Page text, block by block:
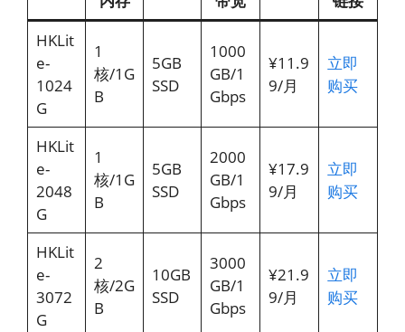
HKLit
e-
1024
G
1
核/1G
B
5GB
SSD
1000
GB/1
Gbps
¥11.9
9/月
立即
购买
HKLit
e-
2048
G
1
核/1G
B
5GB
SSD
2000
GB/1
Gbps
¥17.9
9/月
立即
购买
HKLit
e-
3072
G
2
核/2G
B
10GB
SSD
3000
GB/1
Gbps
¥21.9
9/月
立即
购买